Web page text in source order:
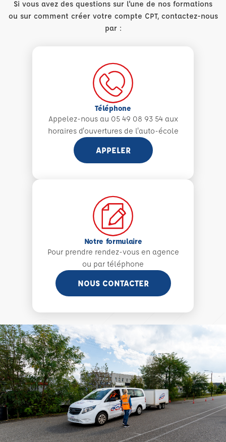
Si vous avez des questions sur l'une de nos formations
ou sur comment créer votre compte CPT, contactez-nous
par :
Téléphone
Appelez-nous au 05 49 08 93 54 aux
horaires d'ouvertures de l'auto-école
APPELER
Notre formulaire
Pour prendre rendez-vous en agence
ou par téléphone
NOUS CONTACTER